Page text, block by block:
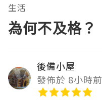
生活
為何不及格？
後備小屋
發佈於 8小時前